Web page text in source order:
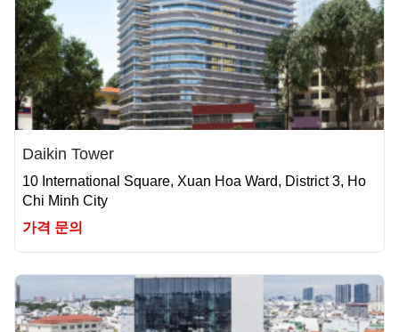
Daikin Tower
10 International Square, Xuan Hoa Ward, District 3, Ho
Chi Minh City
가격 문의